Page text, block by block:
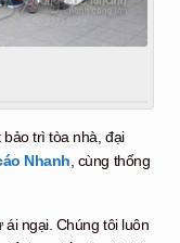
trì tòa nhà, đại
Nhanh , cùng thống
ngại. Chúng tôi luôn